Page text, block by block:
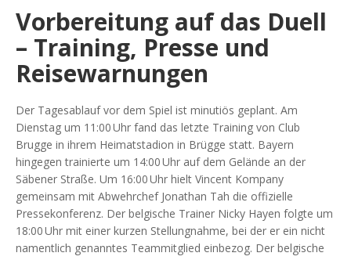
Vorbereitung auf das Duell
– Training, Presse und
Reisewarnungen
Der Tagesablauf vor dem Spiel ist minutiös geplant. Am
Dienstag um 11:00 Uhr fand das letzte Training von Club
Brugge in ihrem Heimatstadion in Brügge statt. Bayern
hingegen trainierte um 14:00 Uhr auf dem Gelände an der
Säbener Straße. Um 16:00 Uhr hielt Vincent Kompany
gemeinsam mit Abwehrchef Jonathan Tah die offizielle
Pressekonferenz. Der belgische Trainer Nicky Hayen folgte um
18:00 Uhr mit einer kurzen Stellungnahme, bei der er ein nicht
namentlich genanntes Teammitglied einbezog. Der belgische